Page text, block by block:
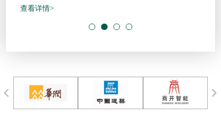
查看详情>